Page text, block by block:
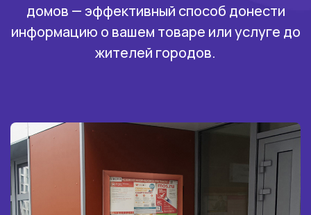
домов — эффективный способ донести
информацию о вашем товаре или услуге до
жителей городов.